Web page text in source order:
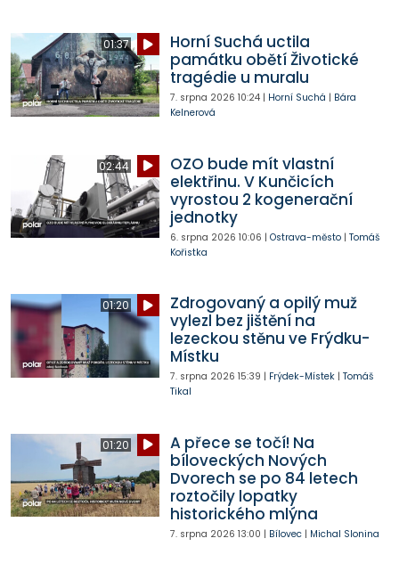
01:37
Horní Suchá uctila
památku obětí Životické
tragédie u muralu
7. srpna 2026 10:24| Horní Suchá | Bára
Kelnerová
02:44
OZO bude mít vlastní
elektřinu. V Kunčicích
vyrostou 2 kogenerační
jednotky
6. srpna 2026 10:06 | Ostrava-město| Tomáš
Kořistka
01:20
Zdrogovaný a opilý muž
vylezl bez jištění na
lezeckou stěnu ve Frýdku-
Místku
7. srpna 2026 15:39 | Frýdek-Místek| Tomáš
Tikal
01:20
A přece se točí! Na
bíloveckých Nových
Dvorech se po 84 letech
roztočily lopatky
historického mlýna
7. srpna 2026 13:00 | Bílovec| Michal Slonina